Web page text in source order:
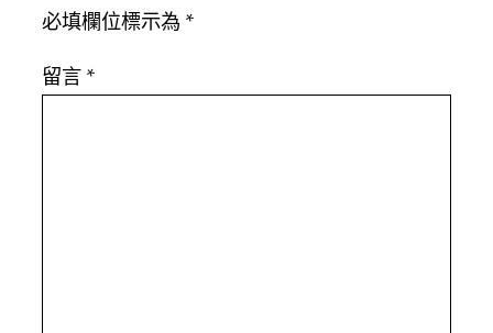
必填欄位標示為 *
留言 *